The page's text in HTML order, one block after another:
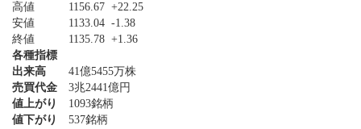
高値
1156.67 +22.25
安値
1133.04 -1.38
終値
1135.78 +1.36
各種指標
出来高
41億5455万株
売買代金
3兆2441億円
値上がり
1093銘柄
値下がり
537銘柄